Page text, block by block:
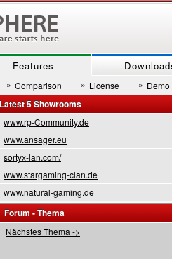
Features
» Comparison » License » Demo
Latest 5 Showrooms
www.rp-Community.de
www.ansager.eu
sortyx-lan.com/
www.stargaming-clan.de
www.natural-gaming.de
Forum - Thema
Nächstes Thema ->